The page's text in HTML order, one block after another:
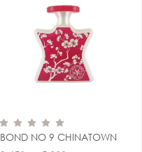
BOND NO 9 CHINATOWN